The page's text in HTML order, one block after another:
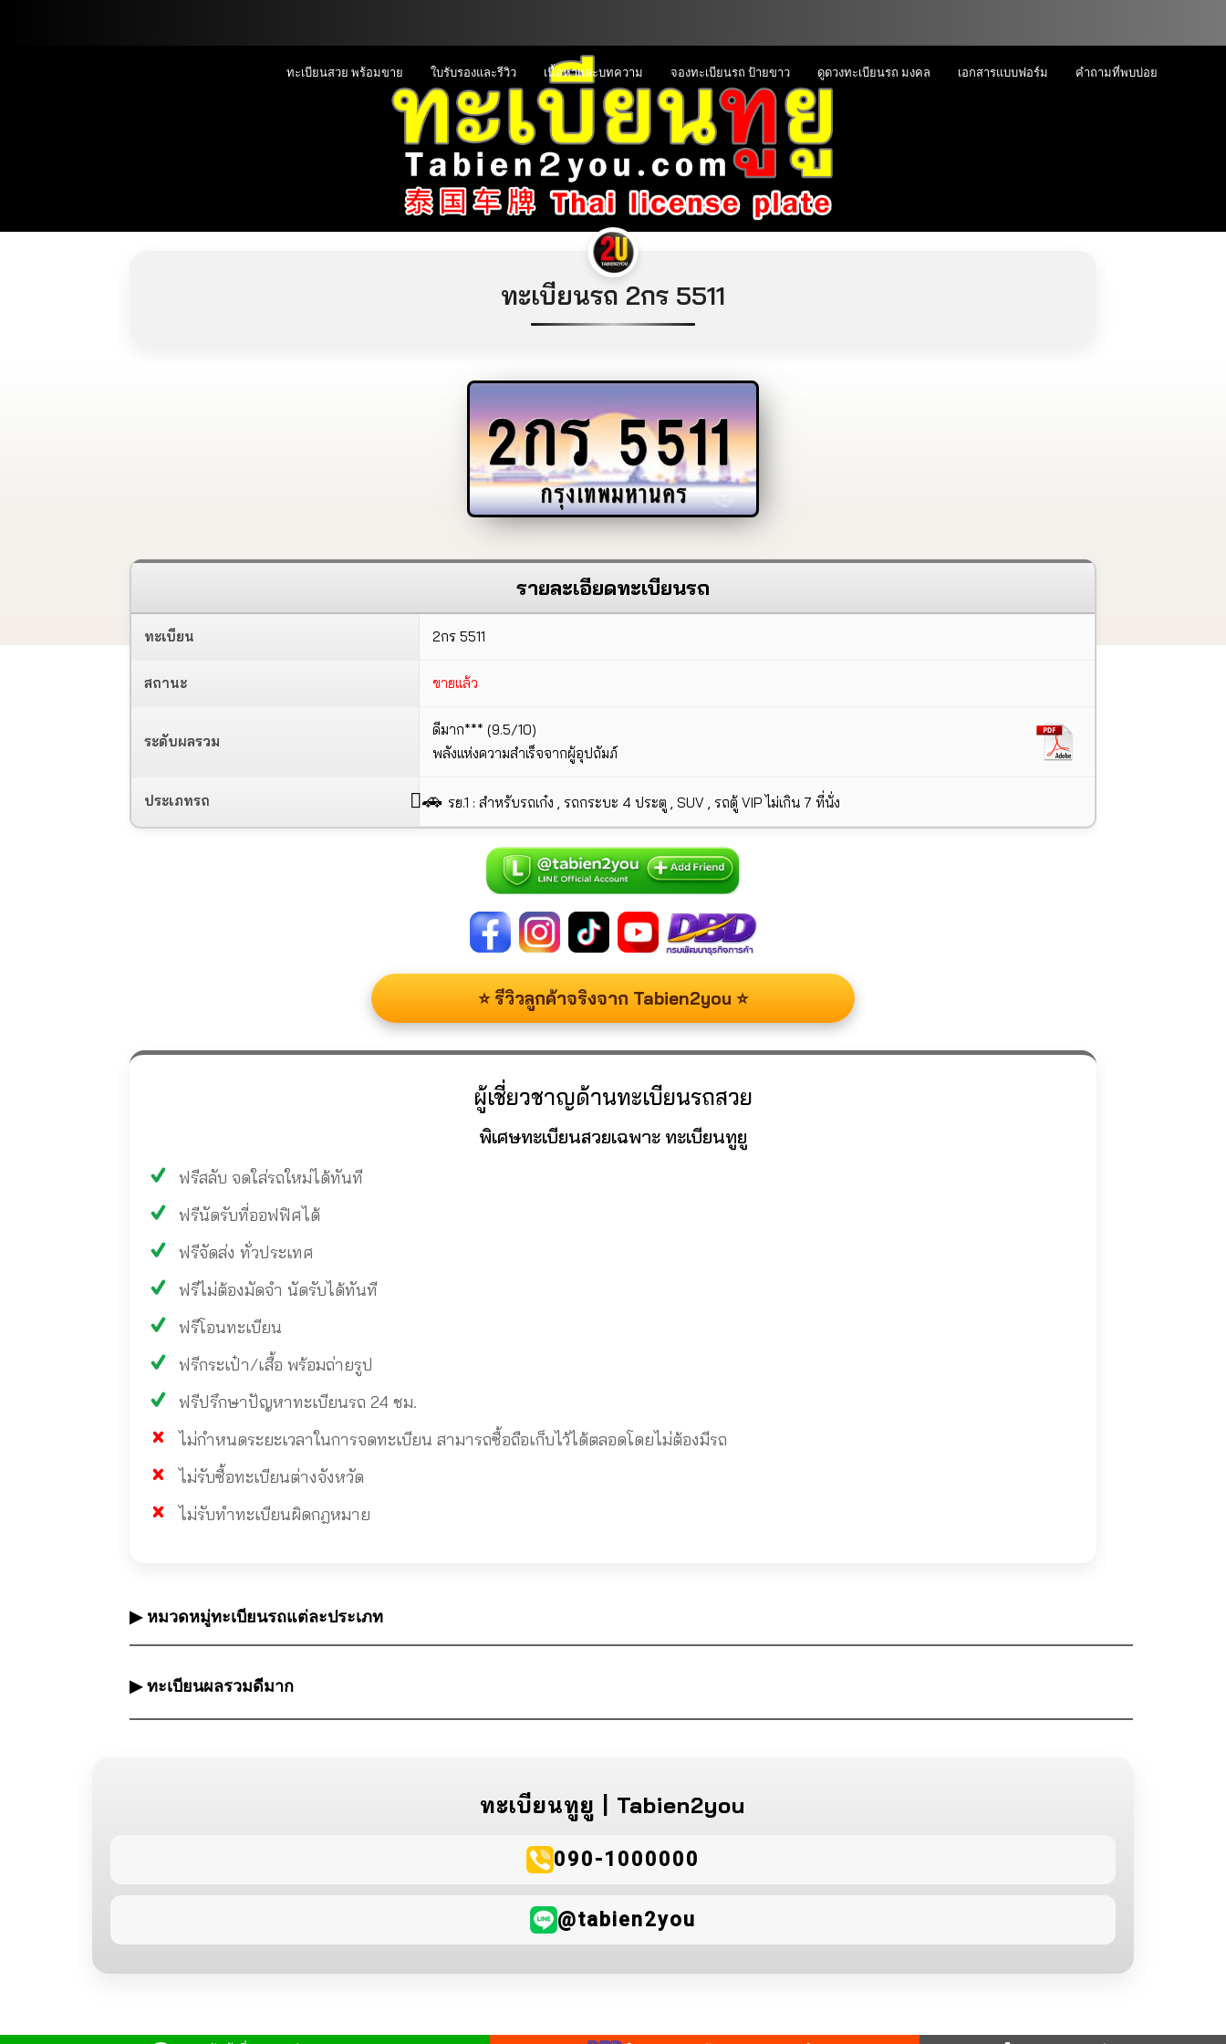
ทะเบียนสวย พร้อมขาย ใบรับรองและรีวิว เนื้อหาและบทความ จองทะเบียนรถ ป้ายขาว ดูดวงทะเบียนรถ มงคล เอกสารแบบฟอร์ม คำถามที่พบบ่อย
ทะเบียนรถ 2กร 5511
2กร 5511
กรุงเทพมหานคร
รายละเอียดทะเบียนรถ
ทะเบียน 2กร 5511
สถานะ ขายแล้ว
ระดับผลรวม
ดีมาก*** (9.5/10)
พลังแห่งความสำเร็จจากผู้อุปถัมภ์
ประเภทรถ 🚗 รย.1 : สำหรับรถเก๋ง , รถกระบะ 4 ประตู , SUV , รถตู้ VIP ไม่เกิน 7 ที่นั่ง
⭐ รีวิวลูกค้าจริงจาก Tabien2you ⭐
ผู้เชี่ยวชาญด้านทะเบียนรถสวย
พิเศษทะเบียนสวยเฉพาะ ทะเบียนทูยู
ฟรีสลับ จดใส่รถใหม่ได้ทันที
ฟรีนัดรับที่ออฟฟิศได้
ฟรีจัดส่ง ทั่วประเทศ
ฟรีไม่ต้องมัดจำ นัดรับได้ทันที
ฟรีโอนทะเบียน
ฟรีกระเป๋า/เสื้อ พร้อมถ่ายรูป
ฟรีปรึกษาปัญหาทะเบียนรถ 24 ชม.
ไม่กำหนดระยะเวลาในการจดทะเบียน สามารถซื้อถือเก็บไว้ได้ตลอดโดยไม่ต้องมีรถ
ไม่รับซื้อทะเบียนต่างจังหวัด
ไม่รับทำทะเบียนผิดกฎหมาย
▶ หมวดหมู่ทะเบียนรถแต่ละประเภท
▶ ทะเบียนผลรวมดีมาก
ทะเบียนทูยู | Tabien2you
090-1000000
@tabien2you